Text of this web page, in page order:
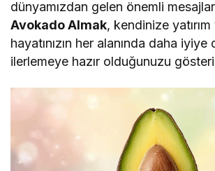
dünyamızdan gelen önemli
Avokado Almak, kendinize
hayatınızın her alanında daha iyiye
ilerlemeye hazır olduğunuzu